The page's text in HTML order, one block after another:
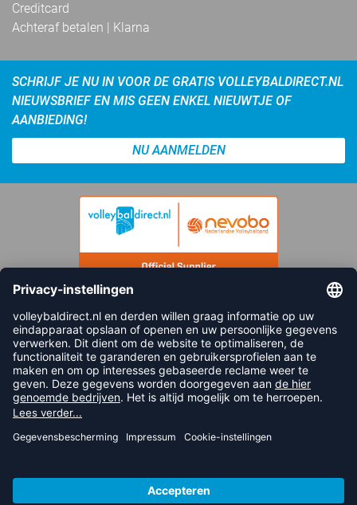
Creditcard
Achteraf betalen | Klarna
SCHRIJF JE NU IN VOOR DE GRATIS VOLLEYBALDIRECT.NL
NIEUWSBRIEF EN MIS GEEN ENKEL NIEUWTJE OF
AANBIEDING!
NU AANMELDEN
FOLLOW US